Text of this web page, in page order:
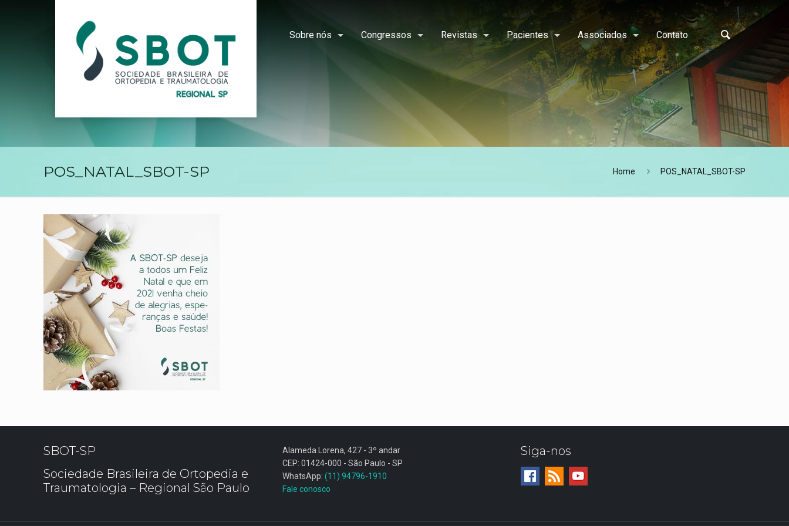
Sobre nós Congressos Revistas Pacientes Associados Contato
POS_NATAL_SBOT-SP Home POS_NATAL_SBOT-SP
SBOT-SP
Sociedade Brasileira de Ortopedia e
Traumatologia – Regional São Paulo
Alameda Lorena, 427 - 3º andar
CEP: 01424-000 - São Paulo - SP
WhatsApp: (11) 94796-1910
Fale conosco
Siga-nos